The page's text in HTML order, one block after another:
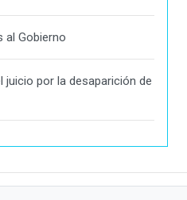
al Gobierno
juicio por la desaparición de